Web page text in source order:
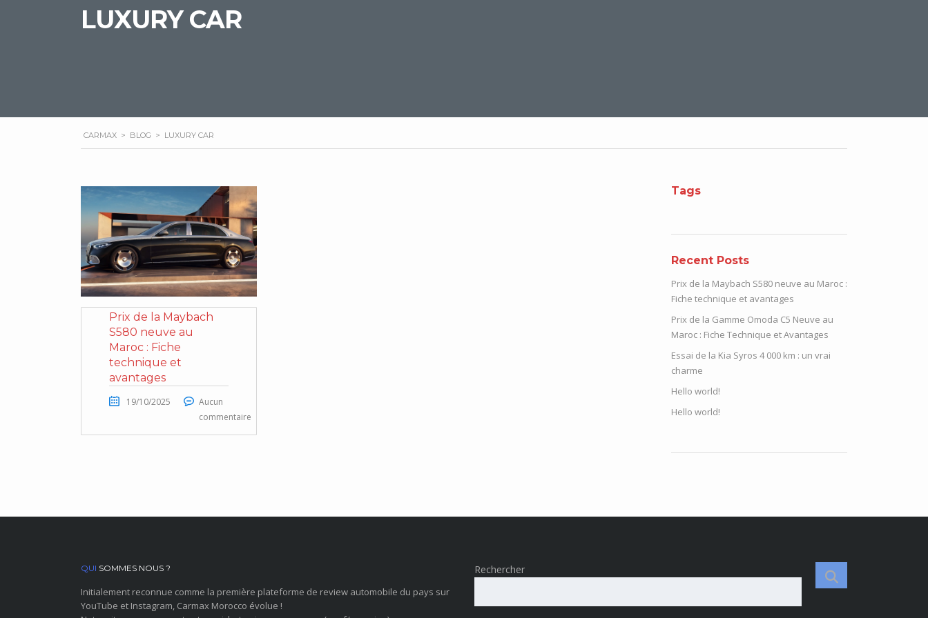
LUXURY CAR
CARMAX > BLOG > LUXURY CAR
Prix de la Maybach
S580 neuve au
Maroc : Fiche
technique et
avantages
19/10/2025
Aucun
commentaire
Tags
Recent Posts
Prix de la Maybach S580 neuve au Maroc :
Fiche technique et avantages
Prix de la Gamme Omoda C5 Neuve au
Maroc : Fiche Technique et Avantages
Essai de la Kia Syros 4 000 km : un vrai
charme
Hello world!
Hello world!
QUI SOMMES NOUS ?
Initialement reconnue comme la première plateforme de review automobile du pays sur
YouTube et Instagram, Carmax Morocco évolue !
Rechercher